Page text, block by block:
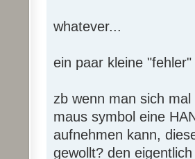
whatever...
ein paar kleine
zb wenn man sich
maus symbol eine
aufnehmen kann,
gewollt? den